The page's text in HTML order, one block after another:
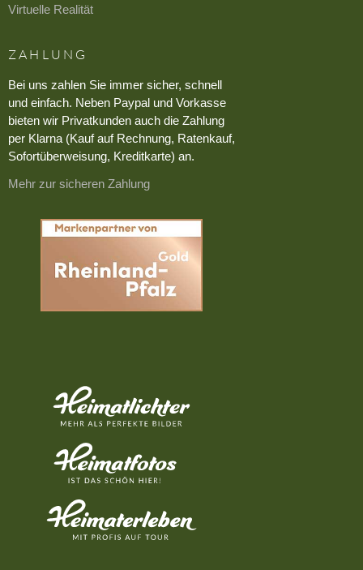
Virtuelle Realität
ZAHLUNG
Bei uns zahlen Sie immer sicher, schnell
und einfach. Neben Paypal und Vorkasse
bieten wir Privatkunden auch die Zahlung
per Klarna (Kauf auf Rechnung, Ratenkauf,
Sofortüberweisung, Kreditkarte) an.
Mehr zur sicheren Zahlung